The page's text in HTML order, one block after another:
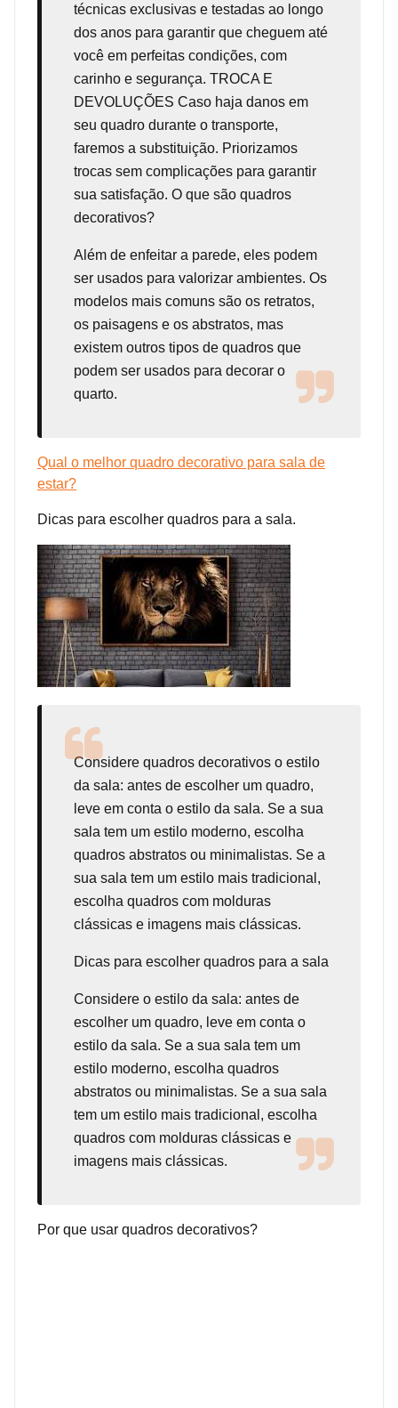
técnicas exclusivas e testadas ao longo
dos anos para garantir que cheguem até
você em perfeitas condições, com
carinho e segurança. TROCA E
DEVOLUÇÕES Caso haja danos em
seu quadro durante o transporte,
faremos a substituição. Priorizamos
trocas sem complicações para garantir
sua satisfação. O que são quadros
decorativos?
Além de enfeitar a parede, eles podem
ser usados para valorizar ambientes. Os
modelos mais comuns são os retratos,
os paisagens e os abstratos, mas
existem outros tipos de quadros que
podem ser usados para decorar o
quarto.
Qual o melhor quadro decorativo para sala de
estar?
Dicas para escolher quadros para a sala.
Considere quadros decorativos o estilo
da sala: antes de escolher um quadro,
leve em conta o estilo da sala. Se a sua
sala tem um estilo moderno, escolha
quadros abstratos ou minimalistas. Se a
sua sala tem um estilo mais tradicional,
escolha quadros com molduras
clássicas e imagens mais clássicas.
Dicas para escolher quadros para a sala
Considere o estilo da sala: antes de
escolher um quadro, leve em conta o
estilo da sala. Se a sua sala tem um
estilo moderno, escolha quadros
abstratos ou minimalistas. Se a sua sala
tem um estilo mais tradicional, escolha
quadros com molduras clássicas e
imagens mais clássicas.
Por que usar quadros decorativos?